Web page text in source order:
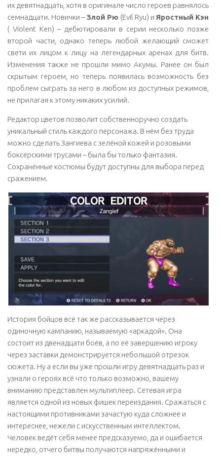
их девятнадцать, хотя в оригинале число героев равнялось
семнадцати. Новички –Злой Рю (Evil Ryu) и Яростный Кэн
( Violent Ken) – дебютировали в серии несколько позже
второй части, однако теперь любой желающий сможет
свети их лицом к лицу на легендарных аренах для битв.
Изменения также не прошли мимо Акумы. Ранее он был
скрытым героем, но теперь появилась возможность без
проблем сыграть за него в любом из доступных режимов,
не прилагая к этому никаких усилий.
Редактор цветов позволит собственноручно создать
уникальный стиль каждого персонажа. В нём без труда
можно сделать Зангиева с зелёной кожей и розовыми
боксёрскими трусами – была бы только фантазия.
Сохранённые костюмы будут доступны для выбора перед
сражением.
История бойцов всё так же рассказывается через
одиночную кампанию, называемую «аркадой». Она
состоит из двенадцати боёв, а по её завершению игроку
через заставки демонстрируется небольшой отрезок
сюжета. Ну а если вы уже прошли игру девятнадцать раз и
узнали о героях всё что только возможно, вашему
вниманию представлен мультиплеер. Сетевая игра
является одной из новых фишек переиздания. Сражаться с
настоящими противниками зачастую куда сложнее и
интереснее, нежели с искусственным интеллектом.
Человек ведёт себя менее предсказуемо, да и ошибается
нередко, отчего битвы получаются напряжёнными и